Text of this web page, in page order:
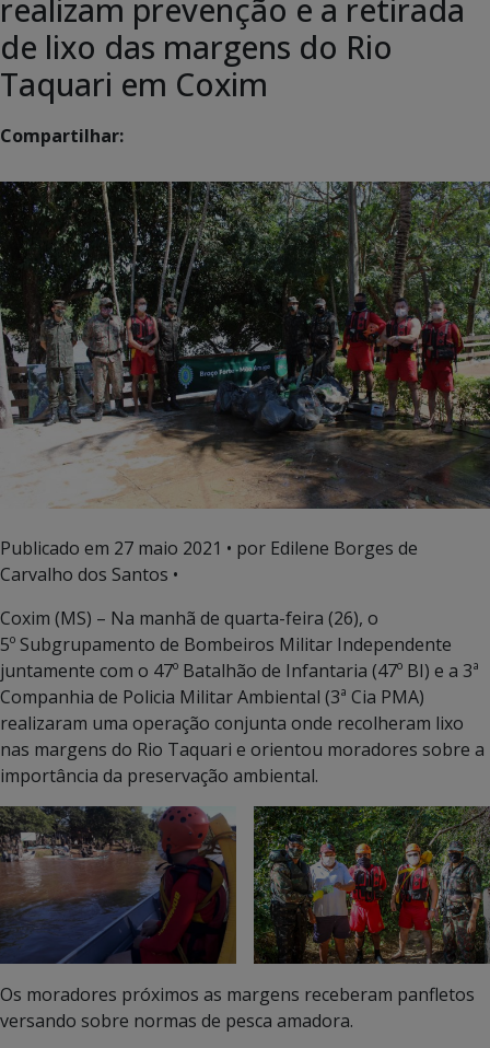
realizam prevenção e a retirada
de lixo das margens do Rio
Taquari em Coxim
Compartilhar:
Publicado em 27 maio 2021 • por Edilene Borges de
Carvalho dos Santos •
Coxim (MS) – Na manhã de quarta-feira (26), o
5º Subgrupamento de Bombeiros Militar Independente
juntamente com o 47º Batalhão de Infantaria (47º BI) e a 3ª
Companhia de Policia Militar Ambiental (3ª Cia PMA)
realizaram uma operação conjunta onde recolheram lixo
nas margens do Rio Taquari e orientou moradores sobre a
importância da preservação ambiental.
Os moradores próximos as margens receberam panfletos
versando sobre normas de pesca amadora.